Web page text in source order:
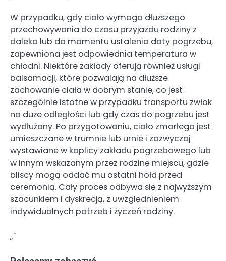
W przypadku, gdy ciało wymaga dłuższego
przechowywania do czasu przyjazdu rodziny z
daleka lub do momentu ustalenia daty pogrzebu,
zapewniona jest odpowiednia temperatura w
chłodni. Niektóre zakłady oferują również usługi
balsamacji, które pozwalają na dłuższe
zachowanie ciała w dobrym stanie, co jest
szczególnie istotne w przypadku transportu zwłok
na duże odległości lub gdy czas do pogrzebu jest
wydłużony. Po przygotowaniu, ciało zmarłego jest
umieszczane w trumnie lub urnie i zazwyczaj
wystawiane w kaplicy zakładu pogrzebowego lub
w innym wskazanym przez rodzinę miejscu, gdzie
bliscy mogą oddać mu ostatni hołd przed
ceremonią. Cały proces odbywa się z najwyższym
szacunkiem i dyskrecją, z uwzględnieniem
indywidualnych potrzeb i życzeń rodziny.
„`